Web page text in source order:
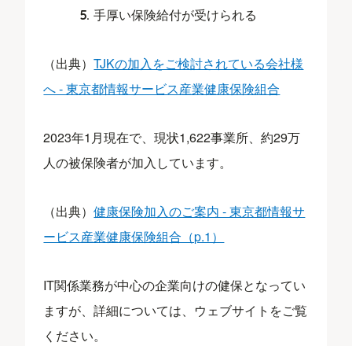
手厚い保険給付が受けられる
（出典）TJKの加入をご検討されている会社様
へ - 東京都情報サービス産業健康保険組合
2023年1月現在で、現状1,622事業所、約29万
人の被保険者が加入しています。
（出典）健康保険加入のご案内 - 東京都情報サ
ービス産業健康保険組合（p.1）
IT関係業務が中心の企業向けの健保となってい
ますが、詳細については、ウェブサイトをご覧
ください。